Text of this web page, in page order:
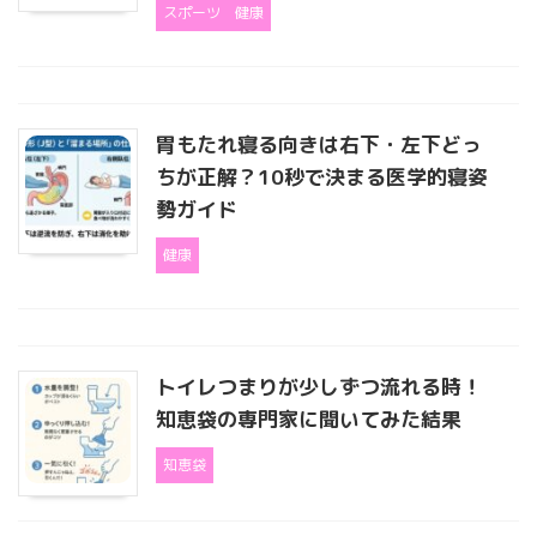
スポーツ 健康
胃もたれ寝る向きは右下・左下どっ
ちが正解？10秒で決まる医学的寝姿
勢ガイド
健康
トイレつまりが少しずつ流れる時！
知恵袋の専門家に聞いてみた結果
知恵袋